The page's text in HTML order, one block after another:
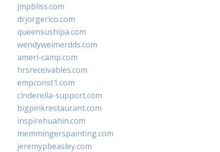
jmpbliss.com
drjorgerico.com
queensushipa.com
wendyweimerdds.com
ameri-camp.com
hrsreceivables.com
empconst1.com
cinderella-support.com
bigpinkrestaurant.com
inspirehuahin.com
memmingerspainting.com
jeremypbeasley.com